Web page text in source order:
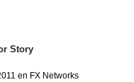
Story
en FX Networks